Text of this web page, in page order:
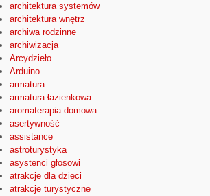
architektura systemów
architektura wnętrz
archiwa rodzinne
archiwizacja
Arcydzieło
Arduino
armatura
armatura łazienkowa
aromaterapia domowa
asertywność
assistance
astroturystyka
asystenci głosowi
atrakcje dla dzieci
atrakcje turystyczne